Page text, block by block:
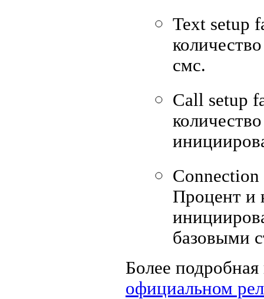
Text setup
смс.
Call setup
Connection
Процент и
базовыми
Более
официальном